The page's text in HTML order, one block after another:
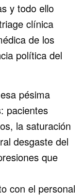
y todo ello
clínica
de los
política del
pésima
pacientes
la saturación
desgaste del
que
con el personal